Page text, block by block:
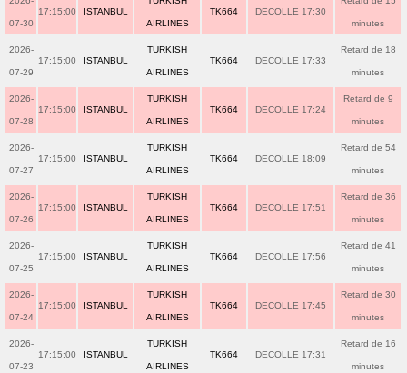
07-30
17:15:00 ISTANBUL
AIRLINES
TK664 DECOLLE 17:30
minutes
2026-
07-29
17:15:00 ISTANBUL
TURKISH
AIRLINES
TK664 DECOLLE 17:33
Retard de 18
minutes
2026-
07-28
17:15:00 ISTANBUL
TURKISH
AIRLINES
TK664 DECOLLE 17:24
Retard de 9
minutes
2026-
07-27
17:15:00 ISTANBUL
TURKISH
AIRLINES
TK664 DECOLLE 18:09
Retard de 54
minutes
2026-
07-26
17:15:00 ISTANBUL
TURKISH
AIRLINES
TK664 DECOLLE 17:51
Retard de 36
minutes
2026-
07-25
17:15:00 ISTANBUL
TURKISH
AIRLINES
TK664 DECOLLE 17:56
Retard de 41
minutes
2026-
07-24
17:15:00 ISTANBUL
TURKISH
AIRLINES
TK664 DECOLLE 17:45
Retard de 30
minutes
2026-
07-23
17:15:00 ISTANBUL
TURKISH
AIRLINES
TK664 DECOLLE 17:31
Retard de 16
minutes